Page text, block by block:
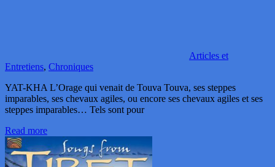
Articles et
Entretiens, Chroniques
YAT-KHA L’Orage qui venait de Touva Touva, ses steppes
imparables, ses chevaux agiles, ou encore ses chevaux agiles et ses
steppes imparables… Tels sont pour
Read more